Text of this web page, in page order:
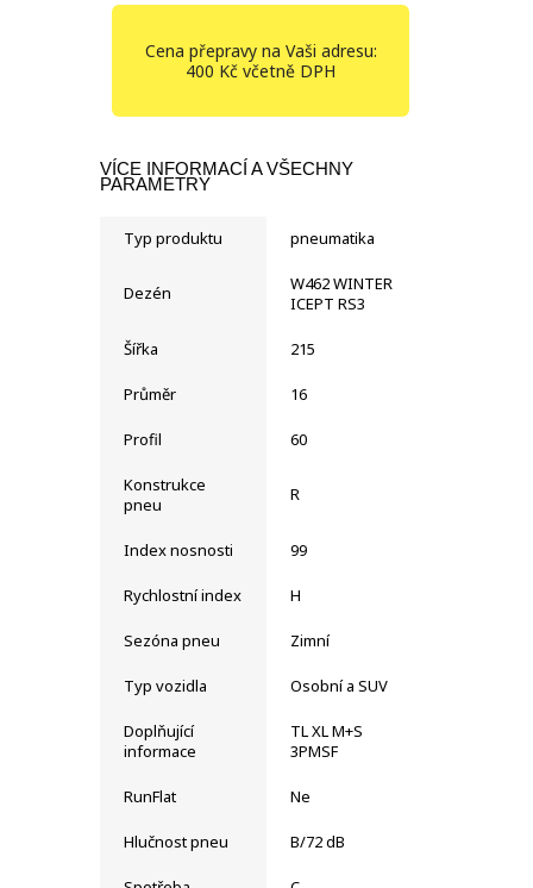
Cena přepravy na Vaši adresu:
400 Kč včetně DPH
VÍCE INFORMACÍ A VŠECHNY
PARAMETRY
Typ produktu pneumatika
Dezén
W462 WINTER
ICEPT RS3
Šířka 215
Průměr 16
Profil 60
Konstrukce
pneu
R
Index nosnosti 99
Rychlostní index H
Sezóna pneu Zimní
Typ vozidla Osobní a SUV
Doplňující
informace
TL XL M+S
3PMSF
RunFlat Ne
Hlučnost pneu B/72 dB